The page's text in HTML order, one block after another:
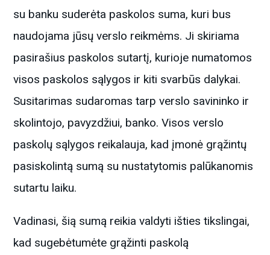
su banku suderėta paskolos suma, kuri bus
naudojama jūsų verslo reikmėms. Ji skiriama
pasirašius paskolos sutartį, kurioje numatomos
visos paskolos sąlygos ir kiti svarbūs dalykai.
Susitarimas sudaromas tarp verslo savininko ir
skolintojo, pavyzdžiui, banko. Visos verslo
paskolų sąlygos reikalauja, kad įmonė grąžintų
pasiskolintą sumą su nustatytomis palūkanomis
sutartu laiku.
Vadinasi, šią sumą reikia valdyti išties tikslingai,
kad sugebėtumėte grąžinti paskolą